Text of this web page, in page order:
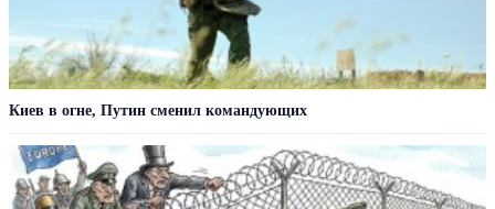
Киев в огне, Путин сменил командующих